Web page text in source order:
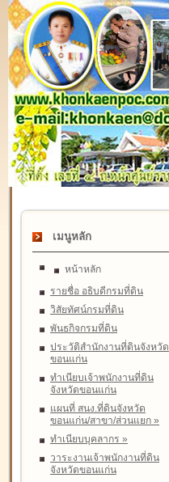
เมนูหลัก
หน้าหลัก
รายชื่อ อธิบดีกรมที่ดิน
วิสัยทัศน์กรมที่ดิน
พันธกิจกรมที่ดิน
ประวัติสำนักงานที่ดินจังหวัด
ขอนแก่น
ทำเนียบเจ้าพนักงานที่ดิน
จังหวัดขอนแก่น
แผนที่ สนง.ที่ดินจังหวัด
ขอนแก่น/สาขา/ส่วนแยก »
ทำเนียบบุคลากร »
วาระงานเจ้าพนักงานที่ดิน
จังหวัดขอนแก่น